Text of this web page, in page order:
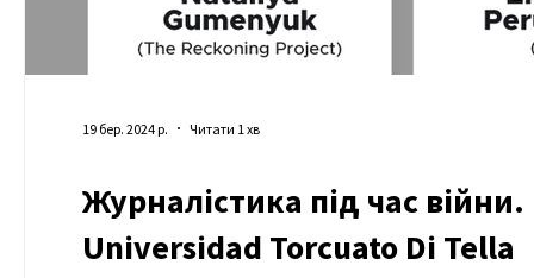
Журналістика під час
Universidad Torcuato Di Tella
19 бер. 2024 р. Читати 1 хв